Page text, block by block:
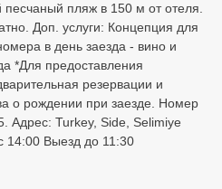
пляж в 150 м от отеля.
Доп. услуги: Концепция для
в день заезда - вино и
*Для предоставления
резервации и
о рождении при заезде. Номер
Адрес: Turkey, Side, Selimiye
14:00 Выезд до 11:30